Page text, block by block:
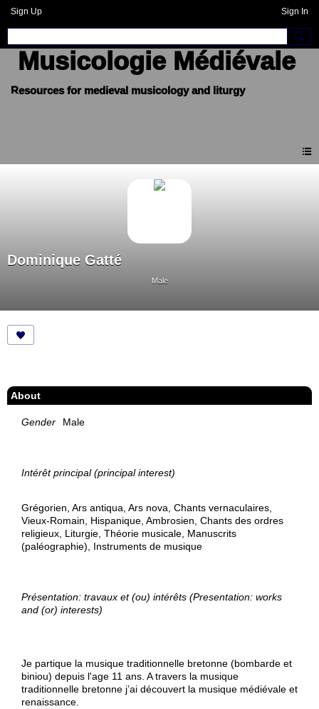
Sign Up Sign In
Musicologie Médiévale
Dominique Gatté
Male
About
Gender Male
Intérêt principal (principal interest)
Grégorien, Ars antiqua, Ars nova, Chants vernaculaires,
Vieux-Romain, Hispanique, Ambrosien, Chants des ordres
religieux, Liturgie, Théorie musicale, Manuscrits
(paléographie), Instruments de musique
Présentation: travaux et (ou) intérêts (Presentation: works
and (or) interests)
Je partique la musique traditionnelle bretonne (bombarde et
biniou) depuis l'age 11 ans. A travers la musique
traditionnelle bretonne j’ai découvert la musique médiévale et
renaissance.